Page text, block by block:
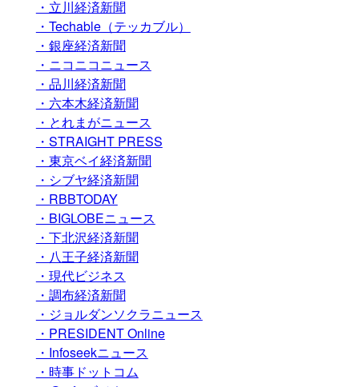
・立川経済新聞
・Techable（テッカブル）
・銀座経済新聞
・ニコニコニュース
・品川経済新聞
・六本木経済新聞
・とれまがニュース
・STRAIGHT PRESS
・東京ベイ経済新聞
・シブヤ経済新聞
・RBBTODAY
・BIGLOBEニュース
・下北沢経済新聞
・八王子経済新聞
・現代ビジネス
・調布経済新聞
・ジョルダンソクラニュース
・PRESIDENT Online
・Infoseekニュース
・時事ドットコム